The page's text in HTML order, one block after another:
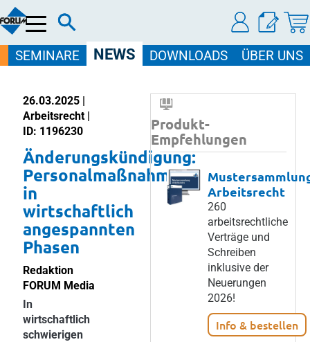
Menü
SEMINARE NEWS DOWNLOADS ÜBER UNS
26.03.2025 |
Arbeitsrecht |
ID: 1196230
Änderungskündigung:
Personalmaßnahme
in
wirtschaftlich
angespannten
Phasen
Redaktion
FORUM Media
In
wirtschaftlich
schwierigen
Produkt-
Empfehlungen
Arbeitsrecht
260
arbeitsrechtliche
Verträge und
Schreiben
inklusive der
Neuerungen
2026!
Info & bestellen